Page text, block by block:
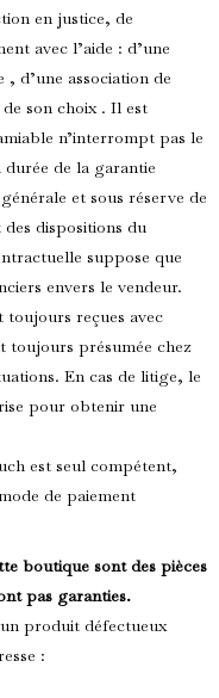
en justice, de
avec l’aide : d’une
d’une association de
son choix . Il est
n’interrompt pas le
de la garantie
et sous réserve de
dispositions du
suppose que
envers le vendeur.
toujours reçues avec
toujours présumée chez
En cas de litige, le
pour obtenir une
est seul compétent,
de paiement
boutique sont des pièces
pas garanties.
produit défectueux
: